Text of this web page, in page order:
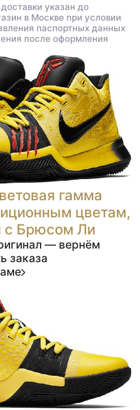
указан до
в Москве при условии
паспортных данных
после оформления
гамма
цветам,
с Брюсом Ли
— вернём
заказа